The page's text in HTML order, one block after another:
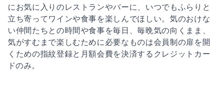
にお気に入りのレストランやバーに、いつでもふらりと
立ち寄ってワインや食事を楽しんでほしい。気のおけな
い仲間たちとの時間や食事を毎日、毎晩気の向くまま、
気がすむまで楽しむために必要なものは会員制の扉を開
くための指紋登録と月額会費を決済するクレジットカー
ドのみ。